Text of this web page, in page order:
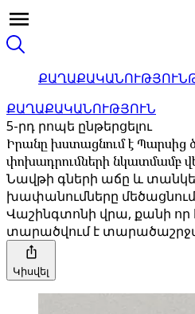
ՔԱՂԱՔԱԿԱՆՈՒԹՅՈՒՆ
ՔԱՂԱՔԱԿԱՆՈՒԹՅՈՒՆ
5-րդ րոպե ընթերցելու
Իրանը խստացնում է Պարսից
փոխադրումների նկատմամբ
Նավթի գների աճը և
խափանումները մեծացնում
Վաշինգտոնի վրա, քանի որ
տարածվում է
Կիսվել